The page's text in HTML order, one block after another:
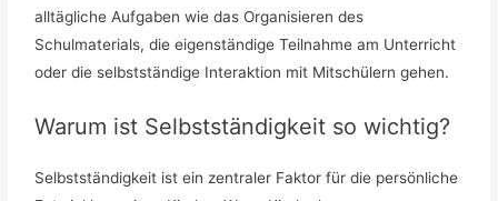
alltägliche Aufgaben wie das Organisieren des
Schulmaterials, die eigenständige Teilnahme am Unterricht
oder die selbstständige Interaktion mit Mitschülern gehen.
Warum ist Selbstständigkeit so wichtig?
Selbstständigkeit ist ein zentraler Faktor für die persönliche